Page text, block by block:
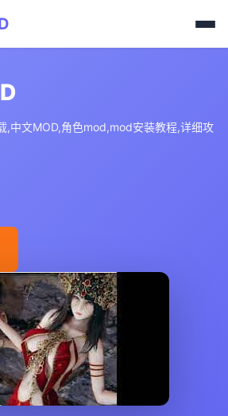
,中文MOD,角色mod,mod安装教程,详细攻